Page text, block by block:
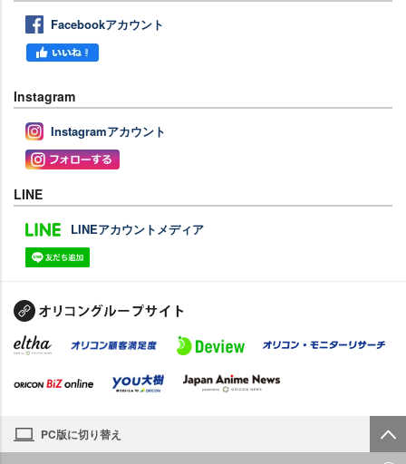
Facebookアカウント
Instagram
Instagramアカウント
LINE
LINEアカウントメディア
PC版に切り替え